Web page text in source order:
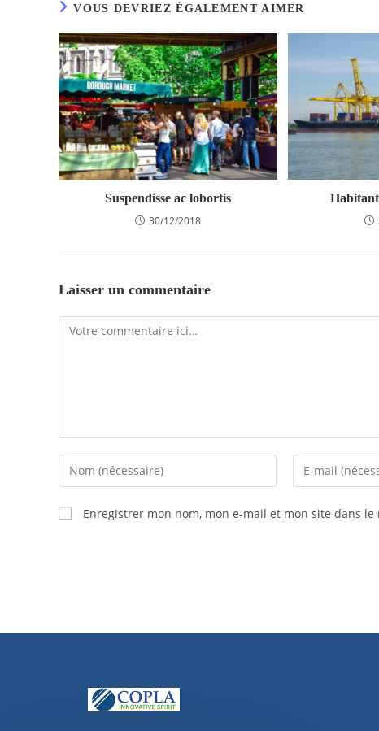
VOUS DEVRIEZ ÉGALEMENT AIMER
Suspendisse ac lobortis
30/12/2018
Laisser un commentaire
Enregistrer mon nom, mon e-mail et mon site dans